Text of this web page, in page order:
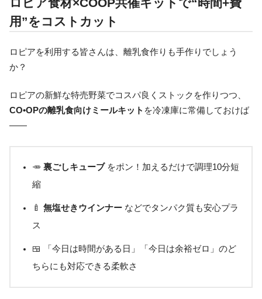
ロピア食材×COOP共催キットで“時間+費
用”をコストカット
ロピアを利用する皆さんは、離乳食作りも手作りでしょう
か？
ロピアの新鮮な特売野菜でコスパ良くストックを作りつつ、
CO•OPの離乳食向けミールキット を冷凍庫に常備しておけば
――
🥕 裏ごしキューブをポン！加えるだけで調理10分短
縮
🍼 無塩せきウインナーなどでタンパク質も安心プラ
ス
🍱 「今日は時間がある日」「今日は余裕ゼロ」のど
ちらにも対応できる柔軟さ